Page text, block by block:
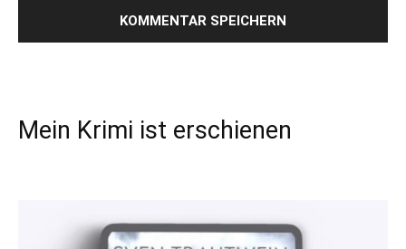
Mein Krimi ist erschienen